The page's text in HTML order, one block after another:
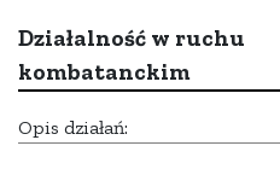
Działalność w ruchu
kombatanckim
Opis działań: